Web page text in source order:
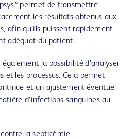
permet de transmettre
les résultats obtenus aux
afin qu’ils puissent rapidement
adéquat du patient.
également la possibilité d’analyser
et les processus. Cela permet
et un ajustement éventuel
d’infections sanguines au
la septicémie